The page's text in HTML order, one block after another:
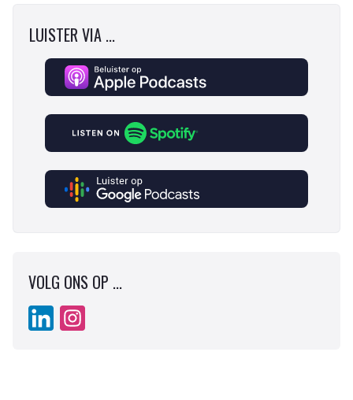
LUISTER VIA ...
VOLG ONS OP ...